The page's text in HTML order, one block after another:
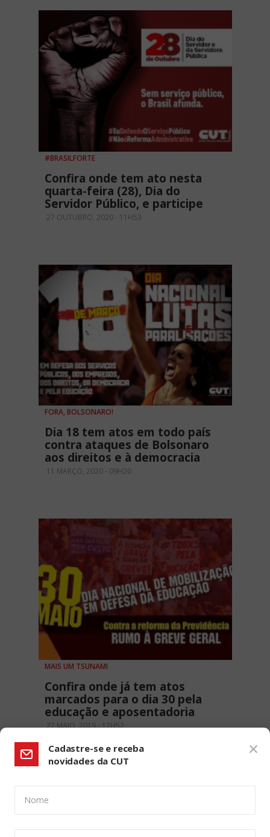
#BRASILFORTE
Confira onde tem ato nesta
quarta-feira (28), Dia do
Servidor Público, e participe
27 OUTUBRO, 2020 - 11H53
FORA, BOLSONARO!
Dia 18 tem atos em todo país
contra ataques de Bolsonaro
aos direitos e à democracia
11 MARÇO, 2020 - 09H20
MAIS UM TSUNAMI
Confira onde já tem atos
marcados para o dia 30 pela
educação e aposentadoria
27 MAIO, 2019 - 17H52
Cadastre-se e receba
novidades da CUT
Nome